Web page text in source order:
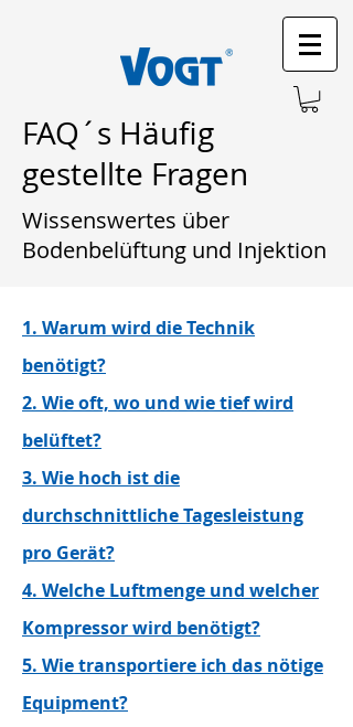
FAQ´s Häufig
gestellte Fragen
Wissenswertes über
Bodenbelüftung und Injektion
1. Warum wird die Technik
benötigt?
2. Wie oft, wo und wie tief wird
belüftet?
3. Wie hoch ist die
durchschnittliche Tagesleistung
pro Gerät?
4. Welche Luftmenge und welcher
Kompressor wird benötigt?
5. Wie transportiere ich das nötige
Equipment?